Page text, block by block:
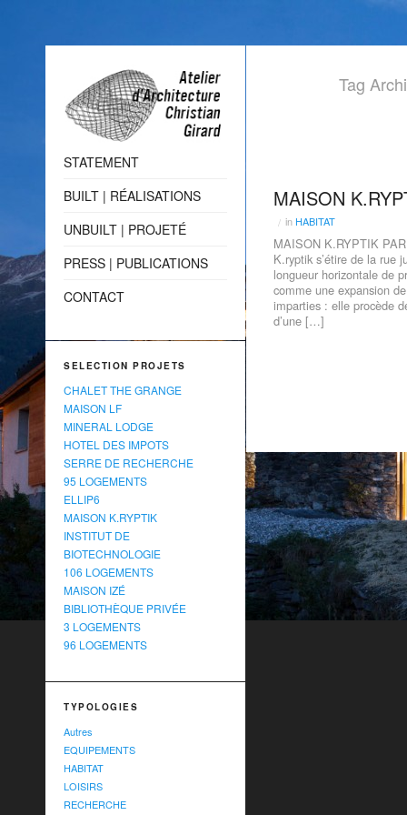
Tag
MAISON
/ in HABITAT
MAISON K.RYPTIK
K.ryptik s’étire de la rue
longueur horizontale de
comme une expansion
imparties : elle procède
d’une […]
STATEMENT
BUILT | RÉALISATIONS
UNBUILT | PROJETÉ
PRESS | PUBLICATIONS
CONTACT
SELECTION PROJETS
CHALET THE GRANGE
MAISON LF
MINERAL LODGE
HOTEL DES IMPOTS
SERRE DE RECHERCHE
95 LOGEMENTS
ELLIP6
MAISON K.RYPTIK
INSTITUT DE
BIOTECHNOLOGIE
106 LOGEMENTS
MAISON IZÉ
BIBLIOTHÈQUE PRIVÉE
3 LOGEMENTS
96 LOGEMENTS
TYPOLOGIES
Autres
EQUIPEMENTS
HABITAT
LOISIRS
RECHERCHE